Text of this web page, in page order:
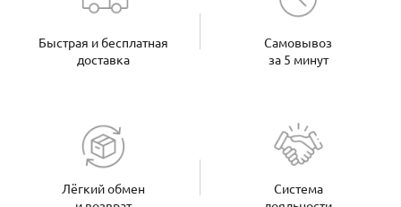
Быстрая и бесплатная
доставка
Самовывоз
за 5 минут
Лёгкий обмен
Система